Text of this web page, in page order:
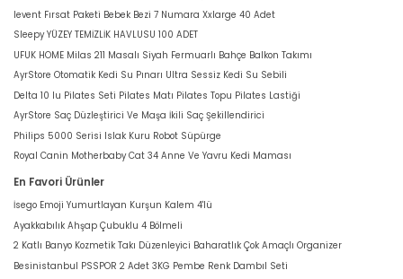
levent Fırsat Paketi Bebek Bezi 7 Numara Xxlarge 40 Adet
Sleepy YÜZEY TEMİZLİK HAVLUSU 100 ADET
UFUK HOME Milas 211 Masalı Siyah Fermuarlı Bahçe Balkon Takımı
AyrStore Otomatik Kedi Su Pınarı Ultra Sessiz Kedi Su Sebili
Delta 10 lu Pilates Seti Pilates Matı Pilates Topu Pilates Lastiği
AyrStore Saç Düzleştirici Ve Maşa İkili Saç Şekillendirici
Philips 5000 Serisi Islak Kuru Robot Süpürge
Royal Canin Motherbaby Cat 34 Anne Ve Yavru Kedi Maması
En Favori Ürünler
İsego Emoji Yumurtlayan Kurşun Kalem 4'lü
Ayakkabılık Ahşap Çubuklu 4 Bölmeli
2 Katlı Banyo Kozmetik Takı Düzenleyici Baharatlık Çok Amaçlı Organizer
Besinistanbul PSSPOR 2 Adet 3KG Pembe Renk Dambıl Seti